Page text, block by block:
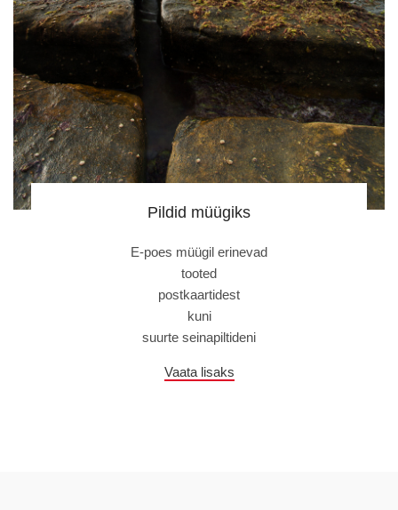
Pildid müügiks
E-poes müügil erinevad
tooted
postkaartidest
kuni
suurte seinapiltideni
Vaata lisaks